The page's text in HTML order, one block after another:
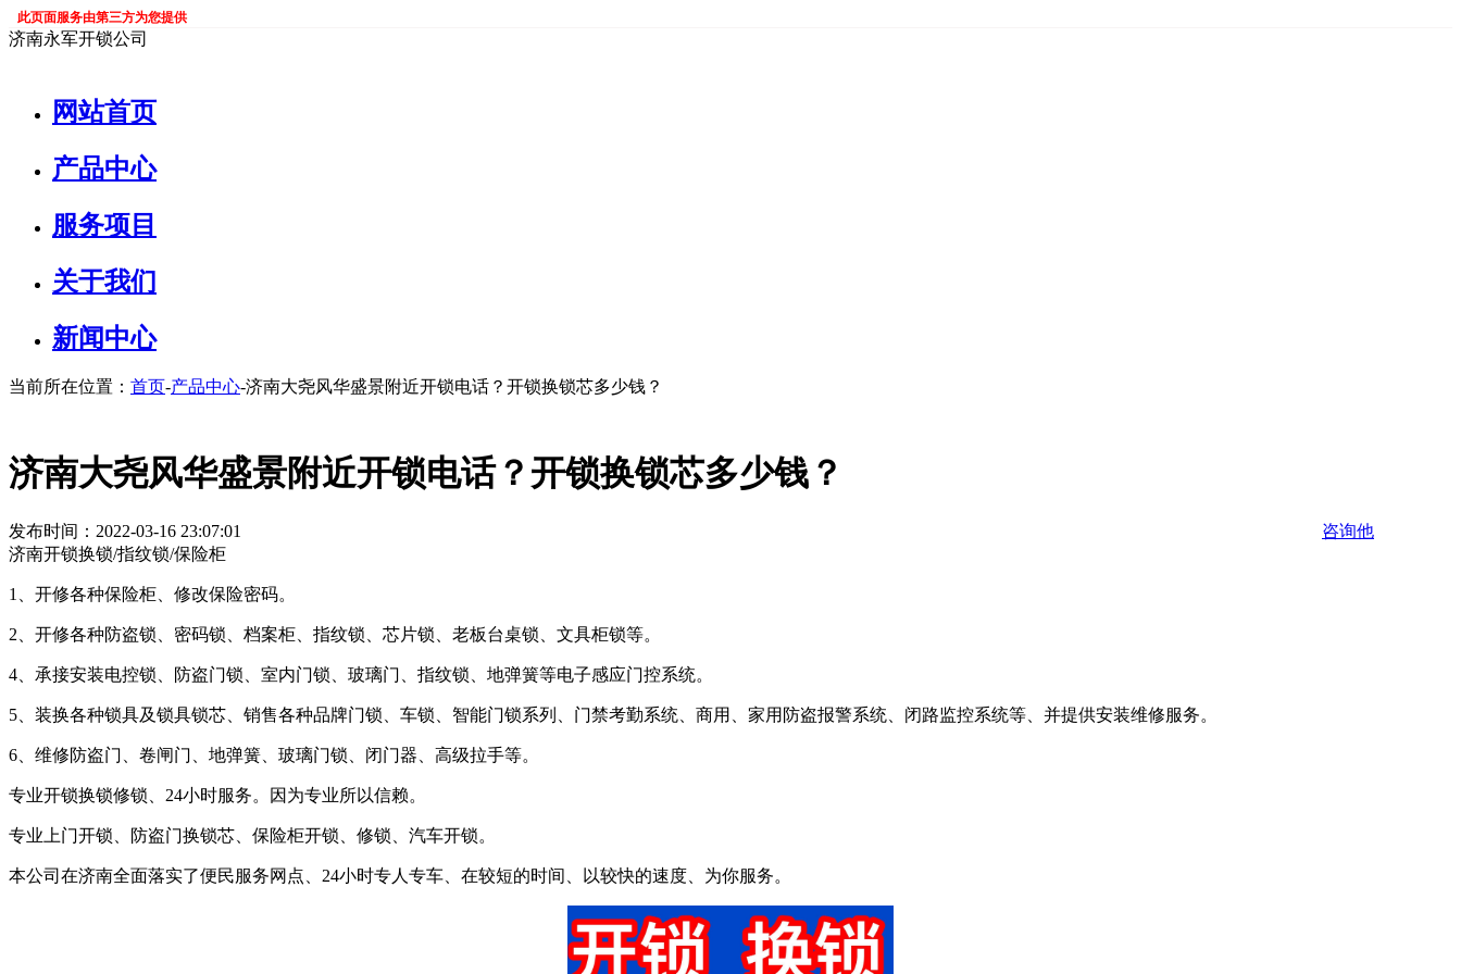
此页面服务由第三方为您提供
济南永军开锁公司
网站首页
产品中心
服务项目
关于我们
新闻中心
当前所在位置： 首页-产品中心-济南大尧风华盛景附近开锁电话？开锁换锁芯多少钱？
济南大尧风华盛景附近开锁电话？开锁换锁芯多少钱？
发布时间：2022-03-16 23:07:01
咨询他
济南开锁换锁/指纹锁/保险柜
1、开修各种保险柜、修改保险密码。
2、开修各种防盗锁、密码锁、档案柜、指纹锁、芯片锁、老板台桌锁、文具柜锁等。
4、承接安装电控锁、防盗门锁、室内门锁、玻璃门、指纹锁、地弹簧等电子感应门控系统。
5、装换各种锁具及锁具锁芯、销售各种品牌门锁、车锁、智能门锁系列、门禁考勤系统、商用、家用防盗报警系统、闭路监控系统等、并提供安装维修服务。
6、维修防盗门、卷闸门、地弹簧、玻璃门锁、闭门器、高级拉手等。
专业开锁换锁修锁、24小时服务。因为专业所以信赖。
专业上门开锁、防盗门换锁芯、保险柜开锁、修锁、汽车开锁。
本公司在济南全面落实了便民服务网点、24小时专人专车、在较短的时间、以较快的速度、为你服务。